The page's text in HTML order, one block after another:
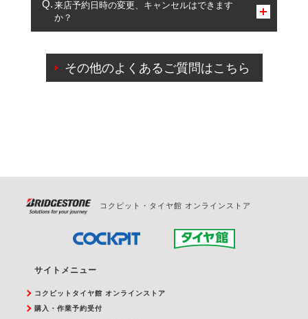
複数サービスのご予約は可能です。
一部の商品・サービスの組み合わせに限り、同時にご予約が
出来ないものもございます。
来店予約日時の変更、キャンセルはできます
か？
ご来店予約日の3営業日前を過ぎている場合のご予約
の日時変更につきましては、直接ご予約の店舗まで
その他のよくあるご質問はこちら
コクピット・タイヤ館 オンラインストア
サイトメニュー
コクピットタイヤ館 オンラインストア
購入・作業予約受付